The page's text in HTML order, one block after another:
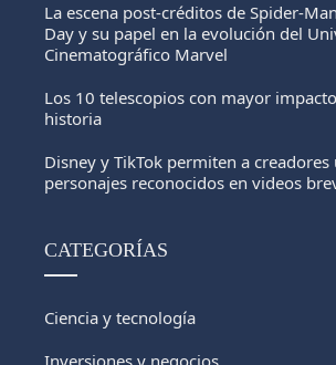
La escena post-créditos de Spider-
Day y su papel en la evolución del
Cinematográfico Marvel
Los 10 telescopios con mayor
historia
Disney y TikTok permiten a creadores
personajes reconocidos en videos
CATEGORÍAS
Ciencia y tecnología